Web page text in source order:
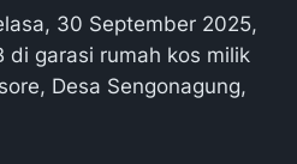
30 September 2025,
di garasi rumah kos milik
Desa Sengonagung,